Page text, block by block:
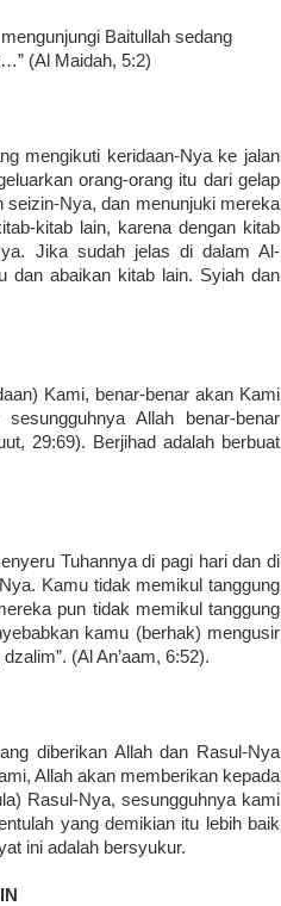
Baitullah sedang
(Al Maidah, 5:2)
mengikuti keridaan-Nya ke jalan
orang-orang itu dari gelap
seizin-Nya, dan menunjuki mereka
kitab lain, karena dengan kitab
Jika sudah jelas di dalam Al-
dan abaikan kitab lain. Syiah dan
Kami, benar-benar akan Kami
Allah benar-benar
29:69). Berjihad adalah berbuat
Tuhannya di pagi hari dan di
Kamu tidak memikul tanggung
pun tidak memikul tanggung
kamu (berhak) mengusir
(Al An’aam, 6:52).
diberikan Allah dan Rasul-Nya
Allah akan memberikan kepada
Rasul-Nya, sesungguhnya kami
yang demikian itu lebih baik
ini adalah bersyukur.